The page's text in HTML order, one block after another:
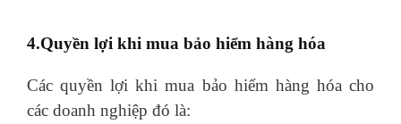
4.Quyền lợi khi mua bảo hiểm hàng hóa
Các quyền lợi khi mua bảo hiểm hàng hóa cho
các doanh nghiệp đó là: